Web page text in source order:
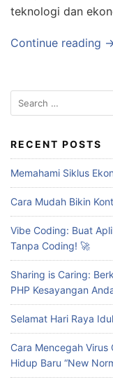
teknologi dan
Continue reading
Search
for:
RECENT POSTS
Memahami Siklus
Cara Mudah Bikin
Vibe Coding: Buat
Tanpa Coding! 🚀
Sharing is Caring:
PHP Kesayangan
Selamat Hari Raya
Cara Mencegah Virus
Hidup Baru “New